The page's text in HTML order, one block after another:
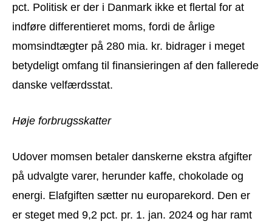
pct. Politisk er der i Danmark ikke et flertal for at
indføre differentieret moms, fordi de årlige
momsindtægter på 280 mia. kr. bidrager i meget
betydeligt omfang til finansieringen af den fallerede
danske velfærdsstat.
Høje forbrugsskatter
Udover momsen betaler danskerne ekstra afgifter
på udvalgte varer, herunder kaffe, chokolade og
energi. Elafgiften sætter nu europarekord. Den er
er steget med 9,2 pct. pr. 1. jan. 2024 og har ramt